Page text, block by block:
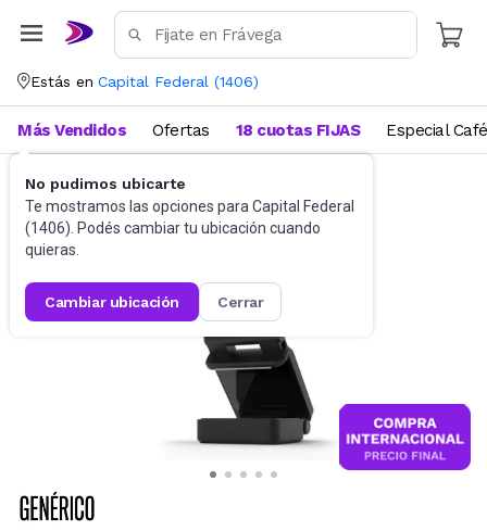
Estás en Capital Federal (1406)
No pudimos ubicarte
Te mostramos las opciones para Capital Federal
(1406). Podés cambiar tu ubicación cuando
quieras.
cambiar ubicación cerrar
Más Vendidos Ofertas 18 cuotas FIJAS Especial Café
Accesorios de Informática